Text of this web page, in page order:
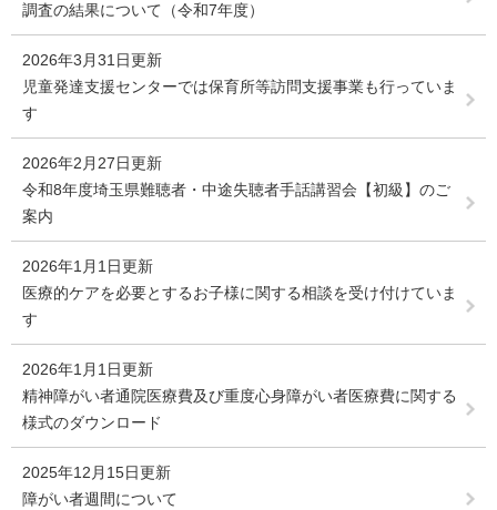
調査の結果について（令和7年度）
2026年3月31日更新
児童発達支援センターでは保育所等訪問支援事業も行っていま
す
2026年2月27日更新
令和8年度埼玉県難聴者・中途失聴者手話講習会【初級】のご
案内
2026年1月1日更新
医療的ケアを必要とするお子様に関する相談を受け付けていま
す
2026年1月1日更新
精神障がい者通院医療費及び重度心身障がい者医療費に関する
様式のダウンロード
2025年12月15日更新
障がい者週間について